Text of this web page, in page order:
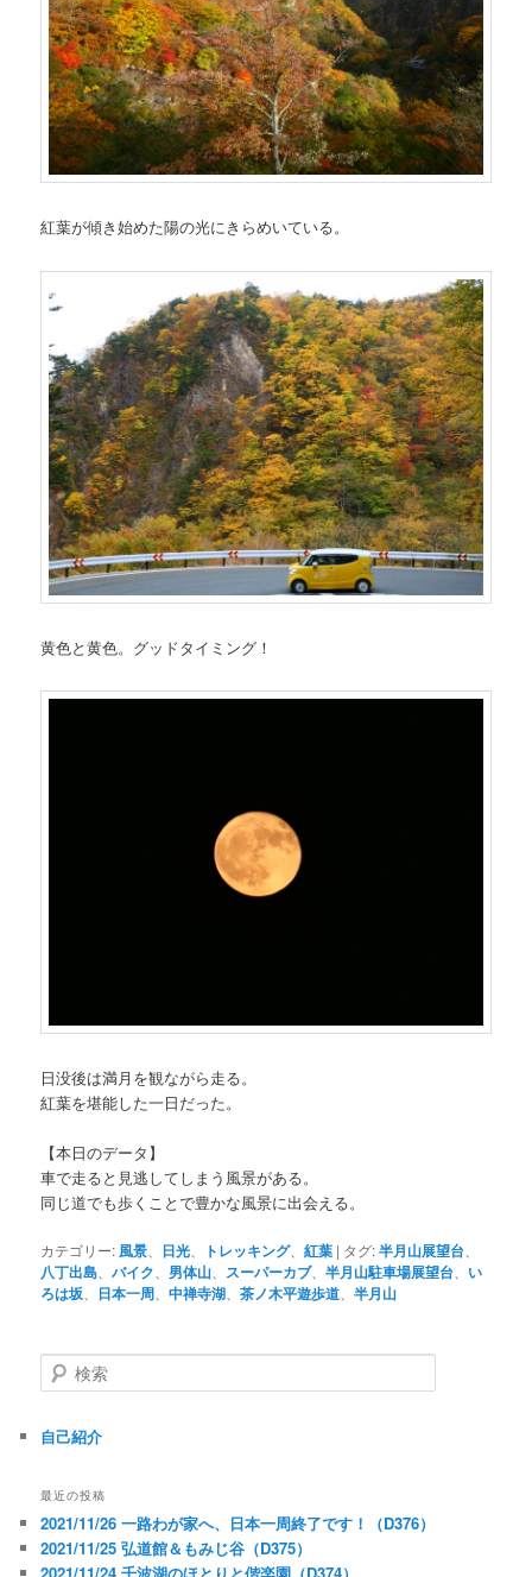
紅葉が傾き始めた陽の光にきらめいている。
黄色と黄色。グッドタイミング！
日没後は満月を観ながら走る。
紅葉を堪能した一日だった。
【本日のデータ】
車で走ると見逃してしまう風景がある。
同じ道でも歩くことで豊かな風景に出会える。
カテゴリー: 風景 日光 トレッキング、紅葉 | タグ:半月山展望台
八丁出島 、バイク 男体山 スーパーカブ、半月山駐車場展望台
い
ろは坂
日本一周 、中禅寺湖 、茶ノ木平遊歩道 、半月山
検
索
自己紹介
最近の投稿
2021/11/26 一路わが家へ、日本一周終了です！（D376）
2021/11/25 弘道館＆もみじ谷（D375）